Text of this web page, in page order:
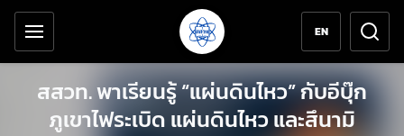
ข้ามไปยังเนื้อหาหลัก
เครื่องมือช่วยเหลือ
EN
สสวท. พาเรียนรู้ “แผ่นดินไหว” กับอีบุ๊ก
ภูเขาไฟระเบิด แผ่นดินไหว และสึนามิ